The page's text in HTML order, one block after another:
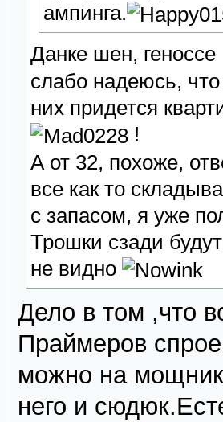
ампинга.
Данке шен,
слабо надеюсь,
них придется
!
А от 32, похоже,
все как то
с запасом, я уже
Трошки сзади
не видно
Дело в том ,что
Праймеров
можно на
него и